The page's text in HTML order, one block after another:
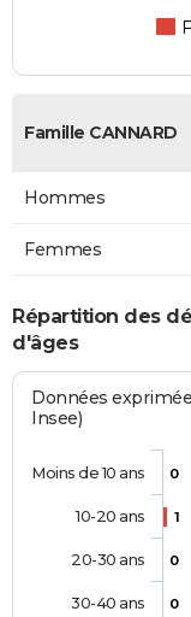
Famille CANNARD
Hommes
Femmes
Répartition des
d'âges
Données
Insee)
0
1
0
0
Moins de 10 ans
10-20 ans
20-30 ans
30-40 ans